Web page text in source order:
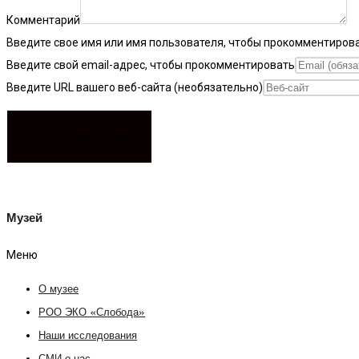
Комментарий
Введите свое имя или имя пользователя, чтобы
Введите свой email-адрес, чтобы прокомментировать
Введите URL вашего веб-сайта (необязательно)
Музей
Меню
О музее
РОО ЭКО «Слобода»
Наши исследования